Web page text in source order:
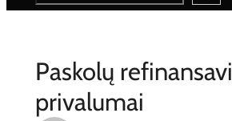
Paskolų
privalumai